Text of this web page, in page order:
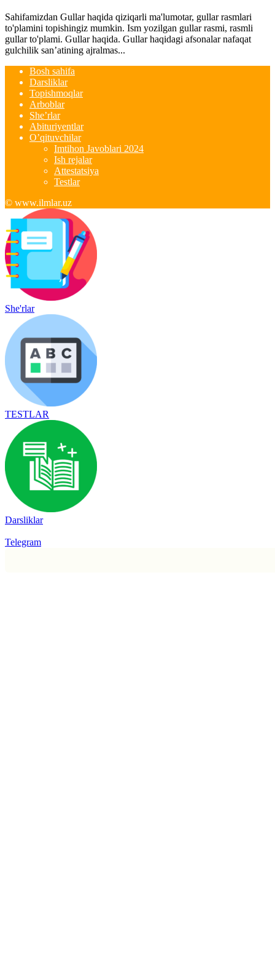
Sahifamizdan Gullar haqida qiziqarli ma'lumotar, gullar rasmlari
to'plamini topishingiz mumkin. Ism yozilgan gullar rasmi, rasmli
gullar to'plami. Gullar haqida. Gullar haqidagi afsonalar nafaqat
gulchilik san’atining ajralmas...
Bosh sahifa
Darsliklar
Topishmoqlar
Arboblar
She’rlar
Abituriyentlar
O’qituvchilar
Imtihon Javoblari 2024
Ish rejalar
Attestatsiya
Testlar
© www.ilmlar.uz
She'rlar
TESTLAR
Darsliklar
Telegram